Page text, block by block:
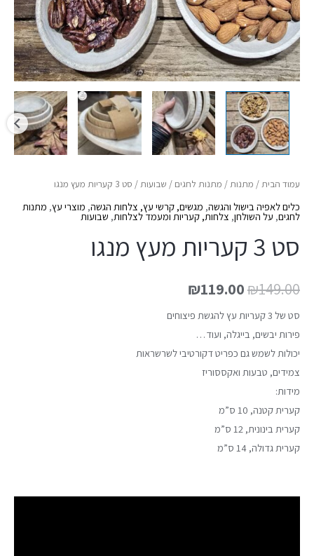
עמוד הבית/ מתנות/ מתנות לחגים / שבועות/ סט 3 קעריות מעץ מנגו
כלים לאפיה בישול והגשה, מגשים, קרשי עץ, צלחות הגשה, מוצרי עץ, מתנות
לחגים, על השולחן, צלחות, קעריות ומעמד לצלחות, שבועות
סט 3 קעריות מעץ מנגו
₪149.00
₪119.00
סט של 3 קעריות עץ להגשת פיצוחים
פירות יבשים, בייגלה, ועוד…
יכולות לשמש גם כפריט דקורטיבי לשרשראות
צמידים, טבעות ואקססוריז
מידות:
קערית קטנה, 10 ס”מ
קערית בינונית, 12 ס”מ
קערית גדולה, 14 ס”מ